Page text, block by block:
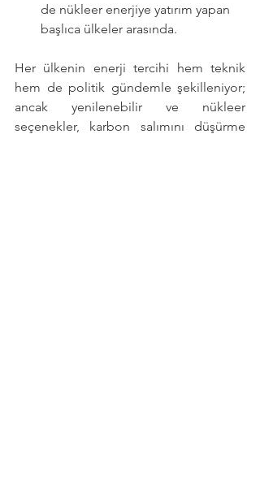
de nükleer enerjiye yatırım yapan
başlıca ülkeler arasında.
Her ülkenin enerji tercihi hem teknik
hem de politik gündemle şekilleniyor;
ancak yenilenebilir ve nükleer
seçenekler, karbon salımını düşürme